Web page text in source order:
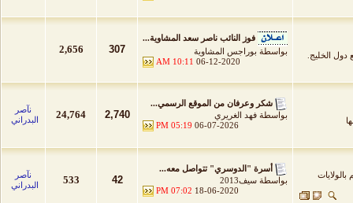
دول الخليج.
فوز النائب ناصر سعد المشاوية...
بواسطة بوراجس المشاوية
06-12-2020
10:11 AM
307
2,656
شكر وعرفان من الموقع الرسمي...
بواسطة فهد الغريري
06-07-2026
05:19 PM
2,740
24,764
نآصر
البدراني
أسرة "الدوسري" تتواصل معه...
بواسطة سيف2013
18-06-2020
07:02 PM
42
533
نآصر
البدراني